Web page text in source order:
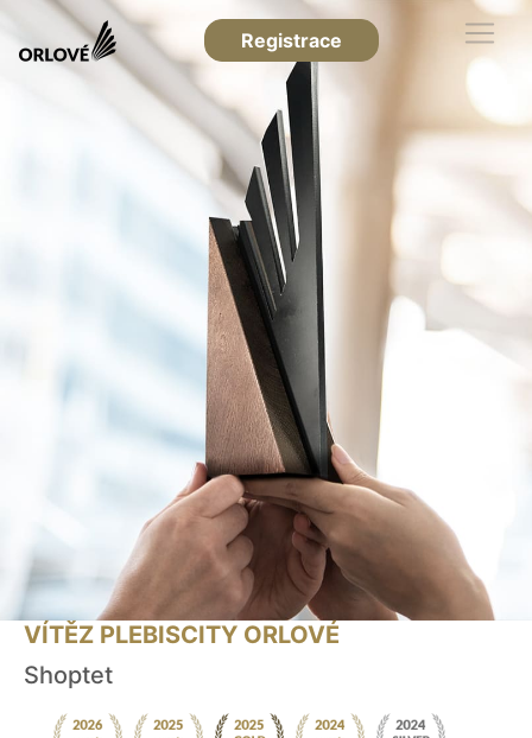
Registrace
VÍTĚZ PLEBISCITY ORLOVÉ
Shoptet